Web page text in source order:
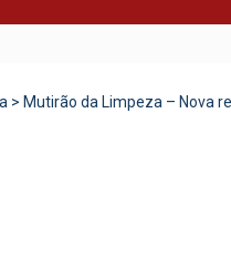
> Mutirão da Limpeza – Nova